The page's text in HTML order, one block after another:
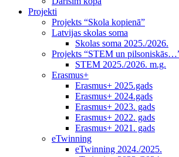
Projekti
Projekts “Skola kopienā”
Latvijas skolas soma
Skolas soma 2025./2026.
Projekts “STEM un
STEM 2025./2026. m.g.
Erasmus+
Erasmus+ 2025.gads
Erasmus+ 2024.gads
Erasmus+ 2023. gads
Erasmus+ 2022. gads
Erasmus+ 2021. gads
eTwinning
eTwinning 2024./2025.